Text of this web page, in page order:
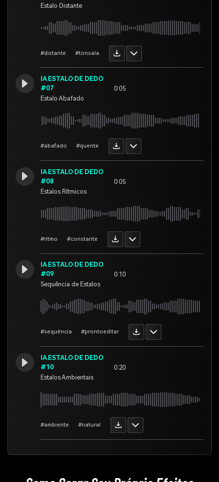
Estalo Distante
#distante #tonsala
IA ESTALO DE DEDO
#07
Estalo Abafado
0:05
#abafado #quente
IA ESTALO DE DEDO
#08
Estalos Rítmicos
0:05
#ritmo #constante
IA ESTALO DE DEDO
#09
Sequência de Estalos
0:10
#sequência #prontoeditar
IA ESTALO DE DEDO
#10
Estalos Ambientais
0:20
#ambiente #natural